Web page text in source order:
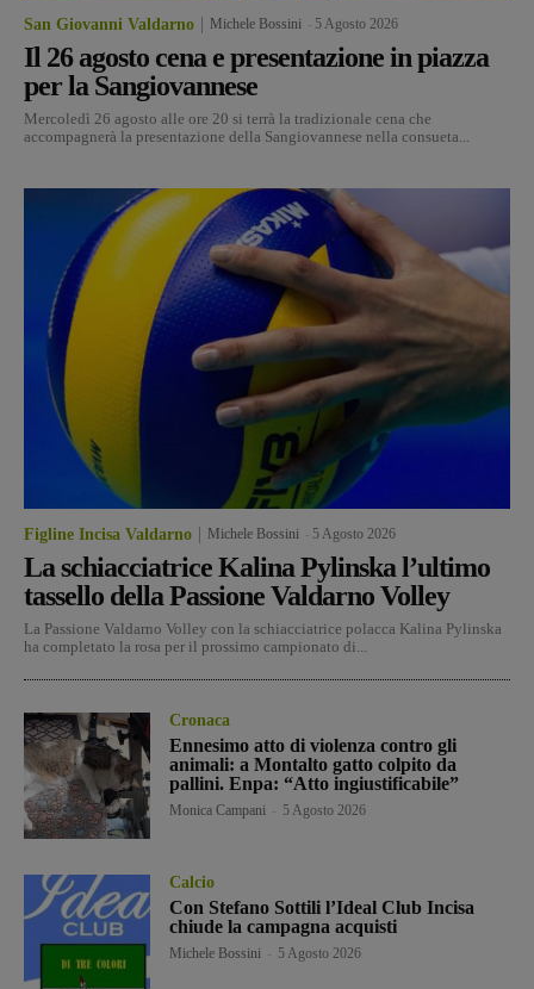
San Giovanni Valdarno Michele Bossini 5 Agosto 2026
Il 26 agosto cena e presentazione in piazza
per la Sangiovannese
Mercoledì 26 agosto alle ore 20 si terrà la tradizionale cena che
accompagnerà la presentazione della Sangiovannese nella consueta...
Figline Incisa Valdarno Michele Bossini 5 Agosto 2026
La schiacciatrice Kalina Pylinska l’ultimo
tassello della Passione Valdarno Volley
La Passione Valdarno Volley con la schiacciatrice polacca Kalina Pylinska
ha completato la rosa per il prossimo campionato di...
Cronaca
Ennesimo atto di violenza contro gli
animali: a Montalto gatto colpito da
pallini. Enpa: “Atto ingiustificabile”
Monica Campani 5 Agosto 2026
Calcio
Con Stefano Sottili l’Ideal Club Incisa
chiude la campagna acquisti
Michele Bossini 5 Agosto 2026